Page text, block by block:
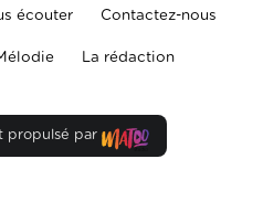
écouter Contactez-nous
La rédaction
propulsé par